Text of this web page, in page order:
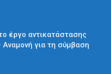
έργο αντικατάστασης
για τη σύμβαση